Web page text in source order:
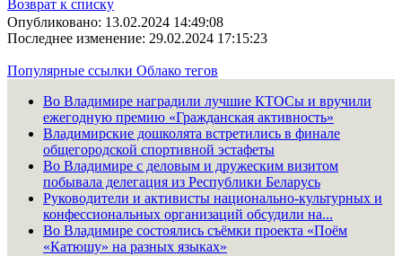
Возврат к списку
Опубликовано: 13.02.2024 14:49:08
Последнее изменение: 29.02.2024 17:15:23
Популярные ссылки Облако тегов
Во Владимире наградили лучшие КТОСы и вручили
ежегодную премию «Гражданская активность»
Владимирские дошколята встретились в финале
общегородской спортивной эстафеты
Во Владимире с деловым и дружеским визитом
побывала делегация из Республики Беларусь
Руководители и активисты национально-культурных и
конфессиональных организаций обсудили на...
Во Владимире состоялись съёмки проекта «Поём
«Катюшу» на разных языках»